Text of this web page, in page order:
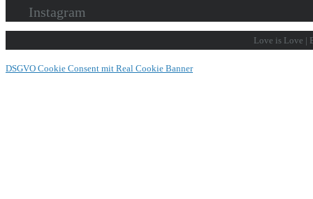
Instagram
Love is Love |
DSGVO Cookie Consent mit Real Cookie Banner